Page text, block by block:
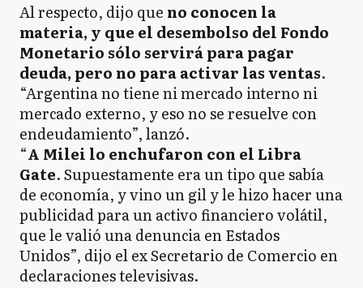
Al respecto, dijo que no conocen la
materia, y que el desembolso del Fondo
Monetario sólo servirá para pagar
deuda, pero no para activar las ventas.
“Argentina no tiene ni mercado interno ni
mercado externo, y eso no se resuelve con
endeudamiento”, lanzó.
“A Milei lo enchufaron con el Libra
Gate. Supuestamente era un tipo que sabía
de economía, y vino un gil y le hizo hacer una
publicidad para un activo financiero volátil,
que le valió una denuncia en Estados
Unidos”, dijo el ex Secretario de Comercio en
declaraciones televisivas.